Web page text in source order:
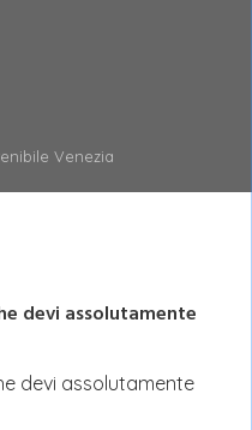
Venezia
devi assolutamente
devi assolutamente